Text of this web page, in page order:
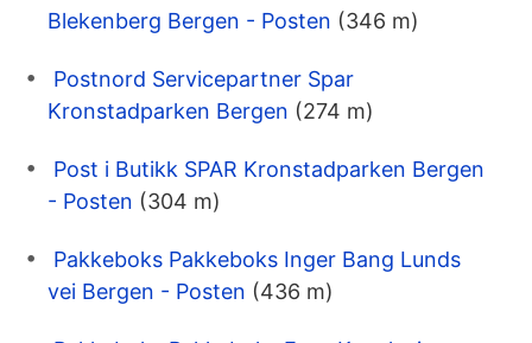
Blekenberg Bergen - Posten (346 m)
Postnord Servicepartner Spar
Kronstadparken Bergen (274 m)
Post i Butikk SPAR Kronstadparken Bergen
- Posten (304 m)
Pakkeboks Pakkeboks Inger Bang Lunds
vei Bergen - Posten (436 m)